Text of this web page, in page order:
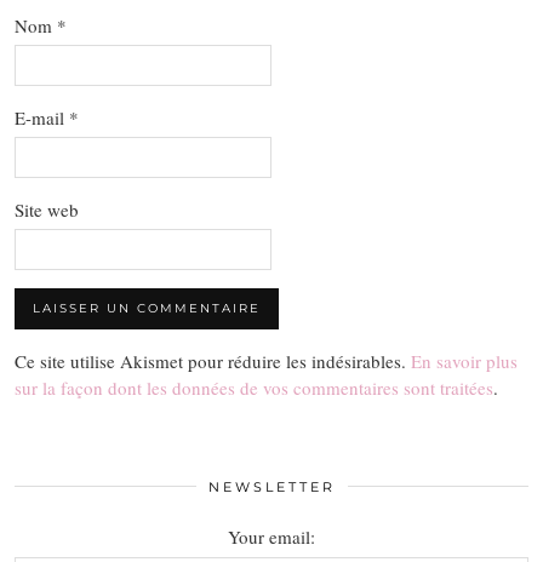
Nom *
E-mail *
Site web
Ce site utilise Akismet pour réduire les indésirables. En savoir plus
sur la façon dont les données de vos commentaires sont traitées.
NEWSLETTER
Your email: